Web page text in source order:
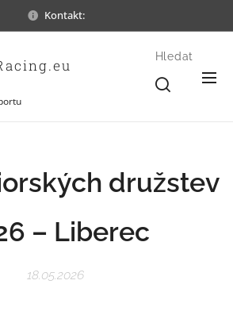
Kontakt:
Hledat
družstev
– Liberec
18.05.2026